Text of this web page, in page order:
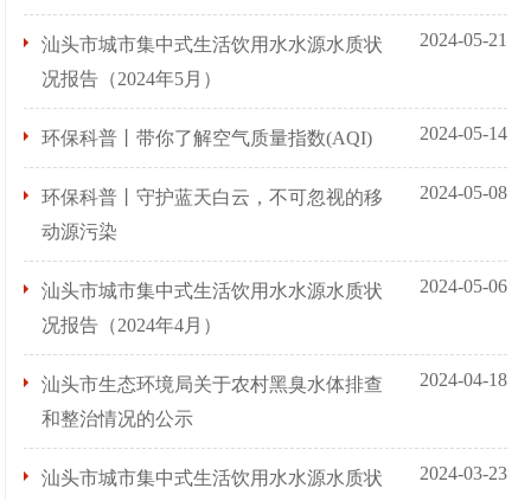
汕头市城市集中式生活饮用水水源水质状
况报告（2024年5月）
2024-05-21
环保科普丨带你了解空气质量指数(AQI) 2024-05-14
环保科普丨守护蓝天白云，不可忽视的移
动源污染
2024-05-08
汕头市城市集中式生活饮用水水源水质状
况报告（2024年4月）
2024-05-06
汕头市生态环境局关于农村黑臭水体排查
和整治情况的公示
2024-04-18
汕头市城市集中式生活饮用水水源水质状
2024-03-23